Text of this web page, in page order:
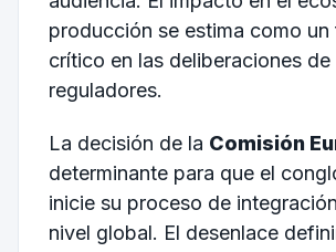
producción se estima como
crítico en las deliberaciones de
reguladores.
La decisión de la Comisión
determinante para que el
inicie su proceso de
nivel global. El desenlace